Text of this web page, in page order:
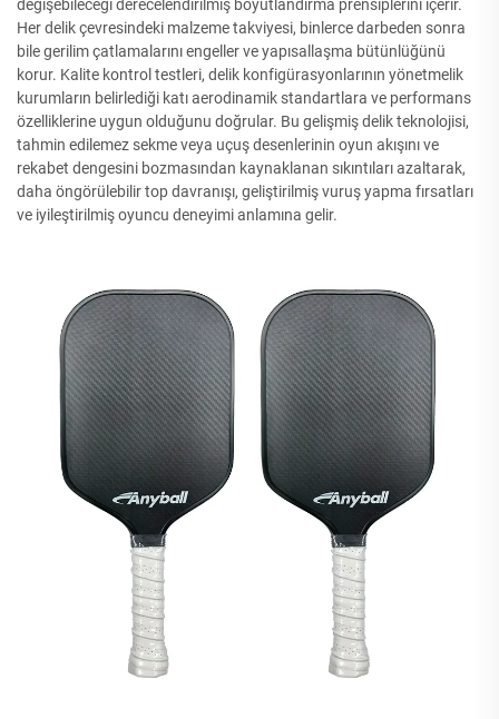
değişebileceği derecelendirilmiş boyutlandırma prensiplerini içerir.
Her delik çevresindeki malzeme takviyesi, binlerce darbeden sonra
bile gerilim çatlamalarını engeller ve yapısallaşma bütünlüğünü
korur. Kalite kontrol testleri, delik konfigürasyonlarının yönetmelik
kurumların belirlediği katı aerodinamik standartlara ve performans
özelliklerine uygun olduğunu doğrular. Bu gelişmiş delik teknolojisi,
tahmin edilemez sekme veya uçuş desenlerinin oyun akışını ve
rekabet dengesini bozmasından kaynaklanan sıkıntıları azaltarak,
daha öngörülebilir top davranışı, geliştirilmiş vuruş yapma fırsatları
ve iyileştirilmiş oyuncu deneyimi anlamına gelir.